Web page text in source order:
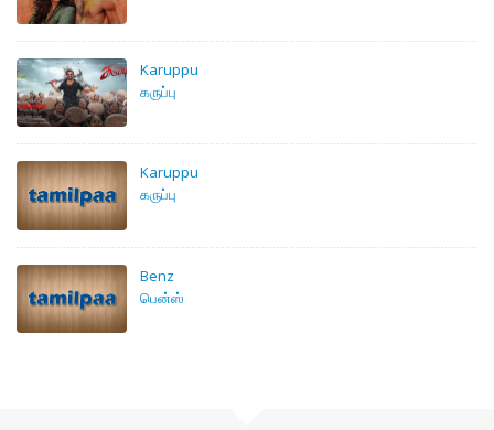
Karuppu
கருப்பு
Karuppu
கருப்பு
Benz
பென்ஸ்